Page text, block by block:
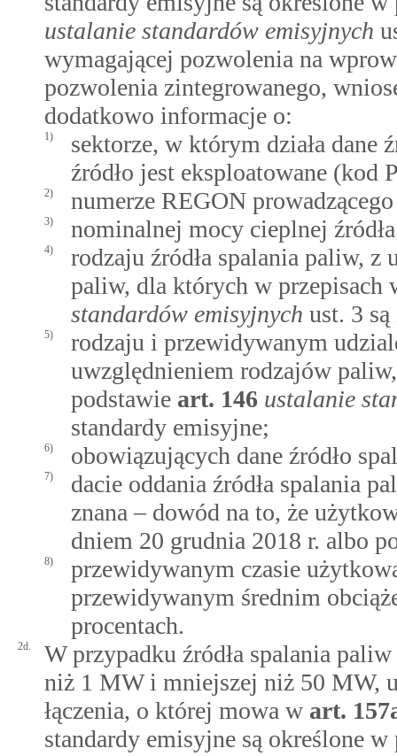
ustalanie standardów emisyjnych
wymagającej pozwolenia na
pozwolenia zintegrowanego,
dodatkowo informacje o:
1)
sektorze, w którym działa dane
źródło jest eksploatowane
2) numerze REGON
3) nominalnej mocy cieplnej
4)
rodzaju źródła spalania paliw, z
paliw, dla których w przepisach
standardów emisyjnych ust. 3
5)
rodzaju i przewidywanym
uwzględnieniem rodzajów
podstawie art. 146 ustalanie
standardy emisyjne;
6) obowiązujących dane źródło
7)
dacie oddania źródła spalania
znana – dowód na to, że
dniem 20 grudnia 2018 r. albo
8)
przewidywanym czasie
przewidywanym średnim
procentach.
2d.
W przypadku źródła spalania
niż 1 MW i mniejszej niż 50 MW,
łączenia, o której mowa w art.
standardy emisyjne są określone